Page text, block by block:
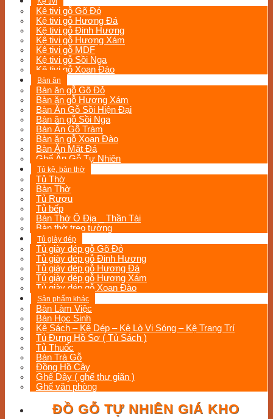
Kệ tivi gỗ Gõ Đỏ
Kệ tivi gỗ Hương Đá
Kệ tivi gỗ Đinh Hương
Kệ tivi gỗ Hương Xám
Kệ tivi gỗ MDF
Kệ tivi gỗ Sồi Nga
Kệ tivi gỗ Xoan Đào
Bàn ăn
Bàn ăn gỗ Gõ Đỏ
Bàn ăn gỗ Hương Xám
Bàn Ăn Gỗ Sồi Hiện Đại
Bàn ăn gỗ Sồi Nga
Bàn Ăn Gỗ Tràm
Bàn ăn gỗ Xoan Đào
Bàn Ăn Mặt Đá
Ghế Ăn Gỗ Tự Nhiên
Tủ kệ, bàn thờ
Tủ Thờ
Bàn Thờ
Tủ Rượu
Tủ bếp
Bàn Thờ Ô Địa _ Thần Tài
Bàn thờ treo tường
Tủ giày dép
Tủ giày dép gỗ Gõ Đỏ
Tủ giày dép gỗ Đinh Hương
Tủ giày dép gỗ Hương Đá
Tủ giày dép gỗ Hương Xám
Tủ giày dép gỗ Xoan Đào
Sản phẩm khác
Bàn Làm Việc
Bàn Học Sinh
Kệ Sách – Kệ Dép – Kệ Lò Vi Sóng – Kệ Trang Trí
Tủ Đựng Hồ Sơ ( Tủ Sách )
Tủ Thuốc
Bàn Trà Gỗ
Đồng Hồ Cây
Ghế Dây ( ghế thư giãn )
Ghế văn phòng
ĐỒ GỖ TỰ NHIÊN GIÁ KHO